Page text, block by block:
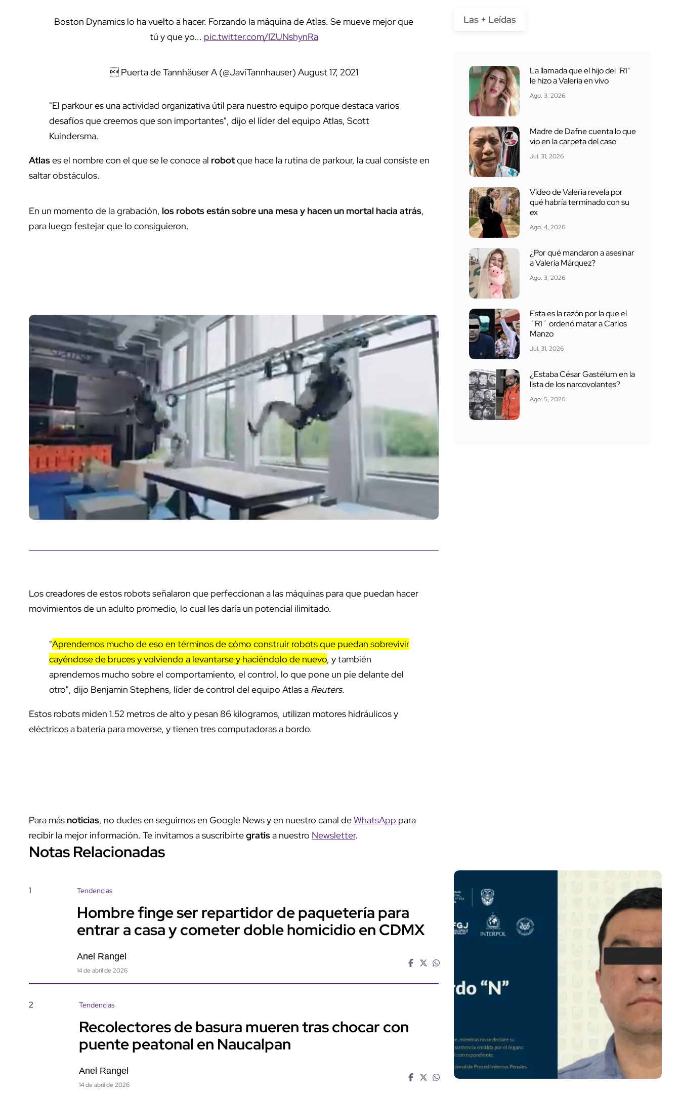
Boston Dynamics lo ha vuelto a hacer. Forzando la máquina de Atlas. Se mueve mejor que
tú y que yo... pic.twitter.com/IZUNshynRa
 Puerta de Tannhäuser A (@JaviTannhauser) August 17, 2021
"El parkour es una actividad organizativa útil para nuestro equipo porque destaca varios
desafíos que creemos que son importantes", dijo el líder del equipo Atlas, Scott
Kuindersma.
Atlases el nombre con el que se le conoce al robotque hace la rutina de parkour, la cual consiste en
saltar obstáculos.
En un momento de la grabación, los robots están sobre una mesa y hacen un mortal hacia atrás,
para luego festejar que lo consiguieron.
Los creadores de estos robots señalaron que perfeccionan a las máquinas para que puedan hacer
movimientos de un adulto promedio, lo cual les daría un potencial ilimitado.
"Aprendemos mucho de eso en términos de cómo construir robots que puedan sobrevivir
cayéndose de bruces y volviendo a levantarse y haciéndolo de nuevo, y también
aprendemos mucho sobre el comportamiento, el control, lo que pone un pie delante del
otro", dijo Benjamin Stephens, líder de control del equipo Atlas a Reuters.
Estos robots miden 1.52 metros de alto y pesan 86 kilogramos, utilizan motores hidráulicos y
eléctricos a batería para moverse, y tienen tres computadoras a bordo.
Para más noticias, no dudes en seguirnos en Google News y en nuestro canal deWhatsApp para
recibir la mejor información. Te invitamos a suscribirtegratisa nuestro Newsletter.
Notas Relacionadas
1 Tendencias
Hombre finge ser repartidor de paquetería para
entrar a casa y cometer doble homicidio en CDMX
Anel Rangel
14 de abril de 2026
2 Tendencias
Recolectores de basura mueren tras chocar con
puente peatonal en Naucalpan
Anel Rangel
14 de abril de 2026
Las + Leídas
La llamada que el hijo del "R1"
le hizo a Valeria en vivo
Ago. 3, 2026
Madre de Dafne cuenta lo que
vio en la carpeta del caso
Jul. 31, 2026
Video de Valeria revela por
qué habría terminado con su
ex
Ago. 4, 2026
¿Por qué mandaron a asesinar
a Valeria Márquez?
Ago. 3, 2026
Esta es la razón por la que el
´R1´ ordenó matar a Carlos
Manzo
Jul. 31, 2026
¿Estaba César Gastélum en la
lista de los narcovolantes?
Ago. 5, 2026